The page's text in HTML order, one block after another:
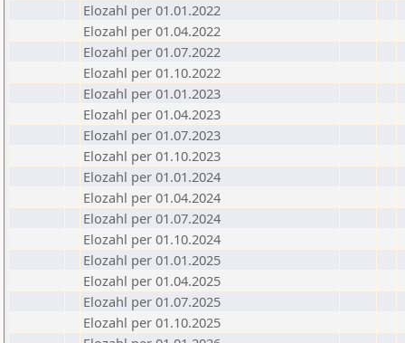
Elozahl per 01.01.2022
Elozahl per 01.04.2022
Elozahl per 01.07.2022
Elozahl per 01.10.2022
Elozahl per 01.01.2023
Elozahl per 01.04.2023
Elozahl per 01.07.2023
Elozahl per 01.10.2023
Elozahl per 01.01.2024
Elozahl per 01.04.2024
Elozahl per 01.07.2024
Elozahl per 01.10.2024
Elozahl per 01.01.2025
Elozahl per 01.04.2025
Elozahl per 01.07.2025
Elozahl per 01.10.2025